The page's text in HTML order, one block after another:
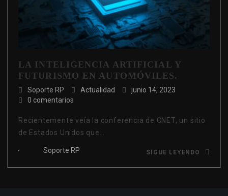
LA INTELIGENCIA ARTIFICIAL Y
FUTURISMO EN AUTOMÓVILES.
Soporte RP Actualidad
junio 14, 2023
0 comentarios
Recientemente veía la conferencia de CNET, un sitio
de Estados Unidos que…
Soporte RP SIGUE LEYENDO